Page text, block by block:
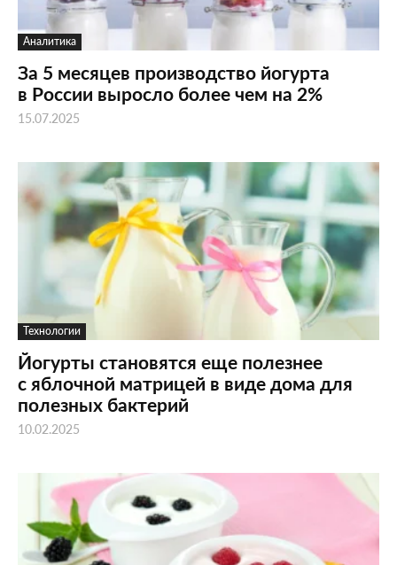
Аналитика
За 5 месяцев производство йогурта
в России выросло более чем на 2%
15.07.2025
Технологии
Йогурты становятся еще полезнее
с яблочной матрицей в виде дома для
полезных бактерий
10.02.2025